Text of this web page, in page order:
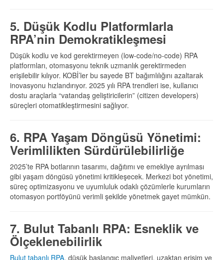
5. Düşük Kodlu Platformlarla
RPA’nin Demokratikleşmesi
Düşük kodlu ve kod gerektirmeyen (low-code/no-code) RPA
platformları, otomasyonu teknik uzmanlık gerektirmeden
erişilebilir kılıyor. KOBİ’ler bu sayede BT bağımlılığını azaltarak
inovasyonu hızlandırıyor. 2025 yılı RPA trendleri ise, kullanıcı
dostu araçlarla “vatandaş geliştiricilerin” (citizen developers)
süreçleri otomatikleştirmesini sağlıyor.
6. RPA Yaşam Döngüsü Yönetimi:
Verimlilikten Sürdürülebilirliğe
2025’te RPA botlarının tasarımı, dağıtımı ve emekliye ayrılması
gibi yaşam döngüsü yönetimi kritikleşecek. Merkezi bot yönetimi,
süreç optimizasyonu ve uyumluluk odaklı çözümlerle kurumların
otomasyon portföyünü verimli şekilde yönetmek gayet mümkün.
7. Bulut Tabanlı RPA: Esneklik ve
Ölçeklenebilirlik
Bulut tabanlı RPA, düşük başlangıç maliyetleri, uzaktan erişim ve